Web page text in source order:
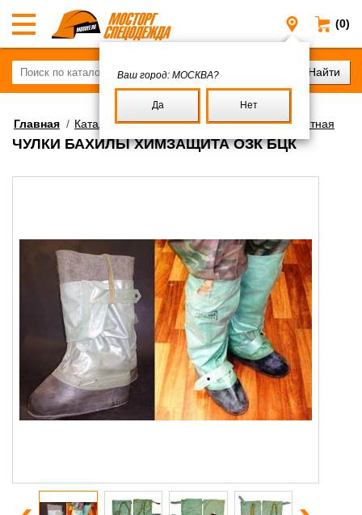
(0)
Москва
Ваш город: МОСКВА?
Да Нет
Главная / Каталог/Спецодежда/Одежда влагозащитная
ЧУЛКИ БАХИЛЫ ХИМЗАЩИТА ОЗК БЦК